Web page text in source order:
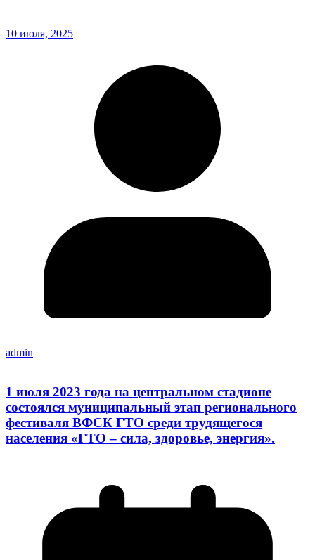
10 июля, 2025
admin
1 июля 2023 года на центральном стадионе
состоялся муниципальный этап регионального
фестиваля ВФСК ГТО среди трудящегося
населения «ГТО – сила, здоровье, энергия».